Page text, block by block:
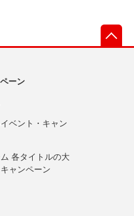
ーン
ベント・キャン
各タイトルの大
ャンペーン